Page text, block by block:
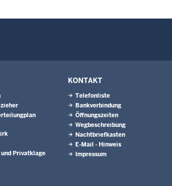
Privatklage
KONTAKT
Telefonliste
Bankverbindung
Öffnungszeiten
Wegbeschreibung
Nachtbriefkasten
E-Mail - Hinweis
Impressum